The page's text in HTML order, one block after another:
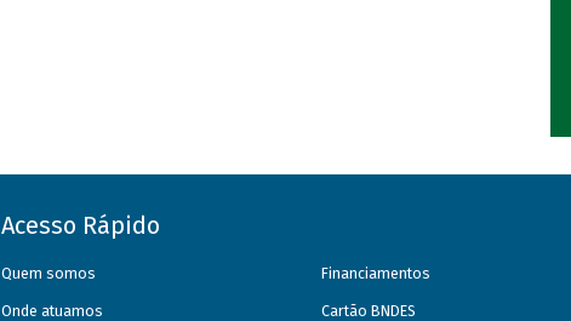
Acesso Rápido
Quem somos
Onde atuamos
Financiamentos
Cartão BNDES